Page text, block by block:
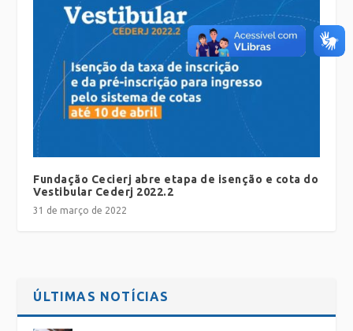
Fundação Cecierj abre etapa de isenção e cota do
Vestibular Cederj 2022.2
31 de março de 2022
ÚLTIMAS NOTÍCIAS